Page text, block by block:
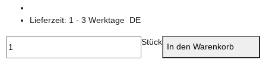
Lieferzeit: 1 - 3 Werktage DE
Stück In den Warenkorb